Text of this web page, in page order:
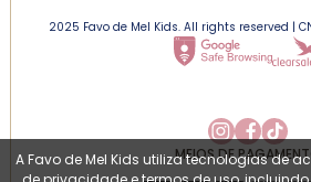
2025 Favo de Mel Kids. All rights reserved |
MEIOS DE
A Favo de Mel Kids utiliza tecnologias de